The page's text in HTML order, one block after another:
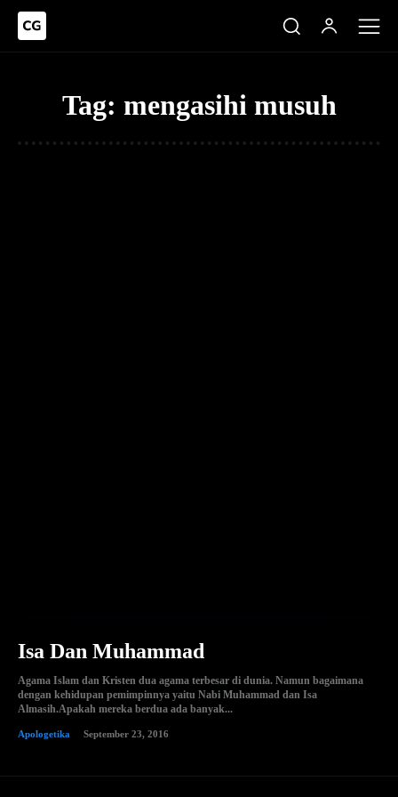
Tag: mengasihi musuh
Isa Dan Muhammad
Agama Islam dan Kristen dua agama terbesar di dunia. Namun bagaimana
dengan kehidupan pemimpinnya yaitu Nabi Muhammad dan Isa
Almasih.Apakah mereka berdua ada banyak...
Apologetika September 23, 2016